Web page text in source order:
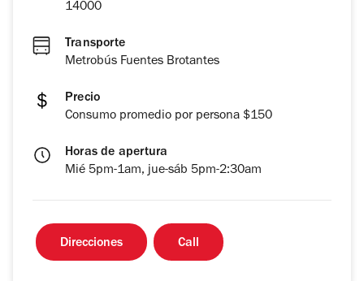
14000
Transporte
Metrobús Fuentes Brotantes
Precio
Consumo promedio por persona $150
Horas de apertura
Mié 5pm-1am, jue-sáb 5pm-2:30am
Direcciones Call